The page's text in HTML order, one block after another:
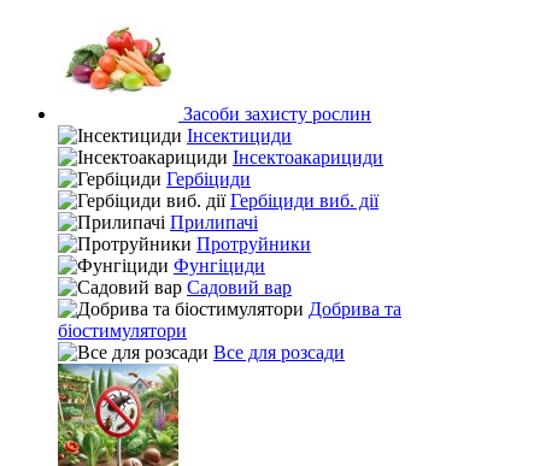
Засоби захисту рослин
Інсектициди
Інсектоакарициди
Гербіциди
Гербіциди виб. дії
Прилипачі
Протруйники
Фунгіциди
Садовий вар
Добрива та
біостимулятори
Все для розсади